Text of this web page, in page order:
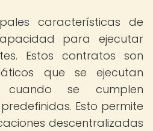
características de
para ejecutar
Estos contratos son
que se ejecutan
cuando se cumplen
Esto permite
descentralizadas